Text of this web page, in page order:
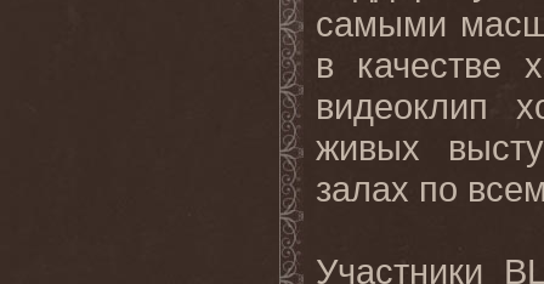
самыми
в качестве
видеоклип
живых
залах по
Участники